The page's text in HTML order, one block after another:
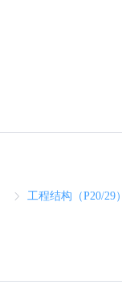
工程结构（P20/29）